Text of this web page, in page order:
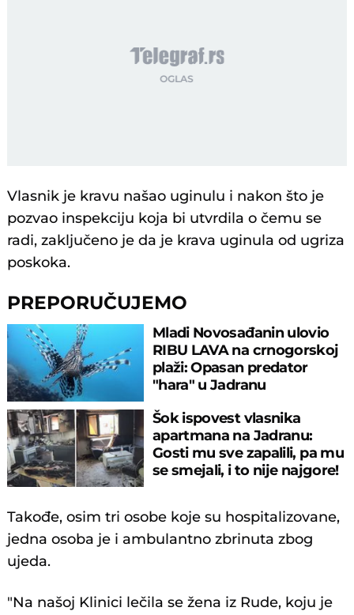
Vlasnik je kravu našao uginulu i nakon što je
pozvao inspekciju koja bi utvrdila o čemu se
radi, zaključeno je da je krava uginula od ugriza
poskoka.
PREPORUČUJEMO
Mladi Novosađanin ulovio
RIBU LAVA na crnogorskoj
plaži: Opasan predator
"hara" u Jadranu
Šok ispovest vlasnika
apartmana na Jadranu:
Gosti mu sve zapalili, pa mu
se smejali, i to nije najgore!
Takođe, osim tri osobe koje su hospitalizovane,
jedna osoba je i ambulantno zbrinuta zbog
ujeda.
"Na našoj Klinici lečila se žena iz Rude, koju je